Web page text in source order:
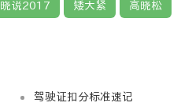
晓说2017 矮大紧 高晓松
驾驶证扣分标准速记